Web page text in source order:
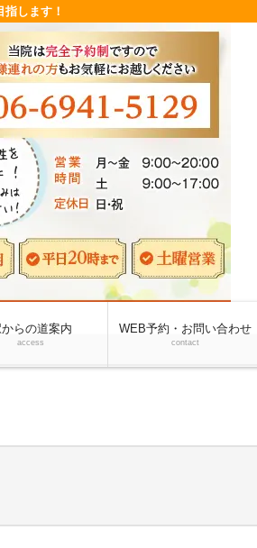
します！
らの道案内
access
WEB予約・お問い合わせ
contact